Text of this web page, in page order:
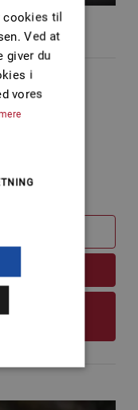
cookies til
Ved at
giver du
i
vores